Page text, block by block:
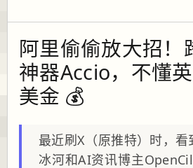
阿里偷偷放大招！
神器Accio，不懂
美金 💰
最近刷X（原推特）时，
冰河和AI资讯博主